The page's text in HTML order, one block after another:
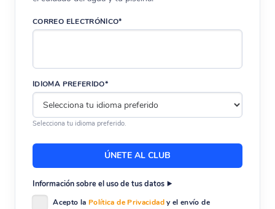
CORREO ELECTRÓNICO*
IDIOMA PREFERIDO*
Selecciona tu idioma preferido.
Información sobre el uso de tus datos
Acepto la Política de Privacidady el envío de